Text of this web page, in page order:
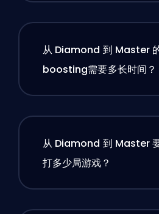
从 Diamond 到 Master
boosting需要多长时间？
从 Diamond 到 Master
打多少局游戏？